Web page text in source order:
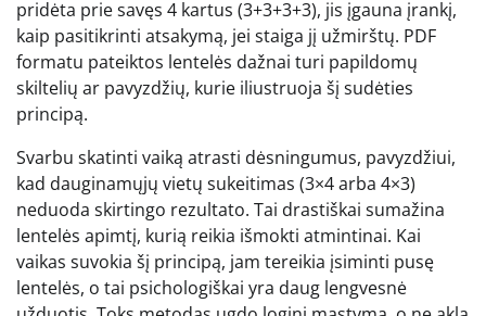
pridėta prie savęs 4 kartus (3+3+3+3), jis įgauna įrankį,
kaip pasitikrinti atsakymą, jei staiga jį užmirštų. PDF
formatu pateiktos lentelės dažnai turi papildomų
skiltelių ar pavyzdžių, kurie iliustruoja šį sudėties
principą.
Svarbu skatinti vaiką atrasti dėsningumus, pavyzdžiui,
kad dauginamųjų vietų sukeitimas (3×4 arba 4×3)
neduoda skirtingo rezultato. Tai drastiškai sumažina
lentelės apimtį, kurią reikia išmokti atmintinai. Kai
vaikas suvokia šį principą, jam tereikia įsiminti pusę
lentelės, o tai psichologiškai yra daug lengvesnė